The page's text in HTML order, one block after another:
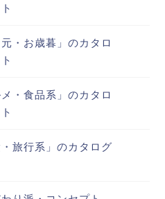
元・お歳暮」のカタロ
メ・食品系」のカタロ
・旅行系」のカタログ